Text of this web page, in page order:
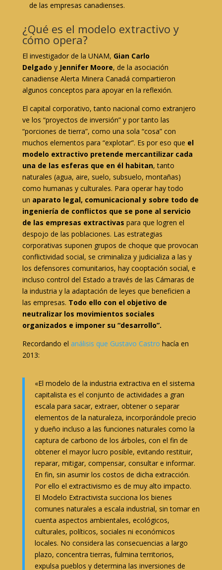
de las empresas canadienses.
¿Qué es el modelo extractivo y
cómo opera?
El investigador de la UNAM, Gian Carlo
Delgado y Jennifer Moore, de la asociación
canadiense Alerta Minera Canadá compartieron
algunos conceptos para apoyar en la reflexión.
El capital corporativo, tanto nacional como extranjero
ve los “proyectos de inversión” y por tanto las
“porciones de tierra”, como una sola “cosa” con
muchos elementos para “explotar”. Es por eso que el
modelo extractivo pretende mercantilizar cada
una de las esferas que en él habitan, tanto
naturales (agua, aire, suelo, subsuelo, montañas)
como humanas y culturales. Para operar hay todo
un aparato legal, comunicacional y sobre todo de
ingeniería de conflictos que se pone al servicio
de las empresas extractivas para que logren el
despojo de las poblaciones. Las estrategias
corporativas suponen grupos de choque que provocan
conflictividad social, se criminaliza y judicializa a las y
los defensores comunitarios, hay cooptación social, e
incluso control del Estado a través de las Cámaras de
la industria y la adaptación de leyes que beneficien a
las empresas. Todo ello con el objetivo de
neutralizar los movimientos sociales
organizados e imponer su “desarrollo”.
Recordando el análisis que Gustavo Castro hacía en
2013:
«El modelo de la industria extractiva en el sistema
capitalista es el conjunto de actividades a gran
escala para sacar, extraer, obtener o separar
elementos de la naturaleza, incorporándole precio
y dueño incluso a las funciones naturales como la
captura de carbono de los árboles, con el fin de
obtener el mayor lucro posible, evitando restituir,
reparar, mitigar, compensar, consultar e informar.
En fin, sin asumir los costos de dicha extracción.
Por ello el extractivismo es de muy alto impacto.
El Modelo Extractivista succiona los bienes
comunes naturales a escala industrial, sin tomar en
cuenta aspectos ambientales, ecológicos,
culturales, políticos, sociales ni económicos
locales. No considera las consecuencias a largo
plazo, concentra tierras, fulmina territorios,
expulsa pueblos y determina las inversiones de